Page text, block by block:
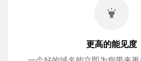
highlight
更高的能见度